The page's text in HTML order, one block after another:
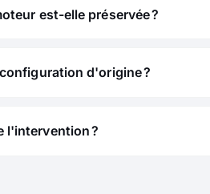
est-elle préservée ?
d'origine ?
l'intervention ?